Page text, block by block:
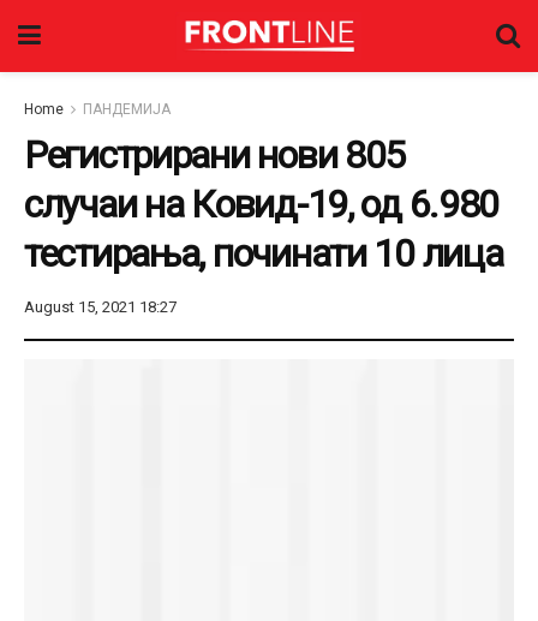
Home ПАНДЕМИЈА
Регистрирани нови 805
случаи на Ковид-19, од 6.980
тестирања, починати 10 лица
August 15, 2021 18:27